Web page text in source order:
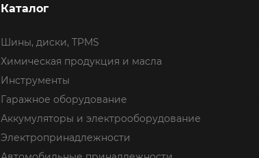
Каталог
Шины, диски, TPMS
Химическая продукция и масла
Инструменты
Гаражное оборудование
Аккумуляторы и электрооборудование
Электропринадлежности